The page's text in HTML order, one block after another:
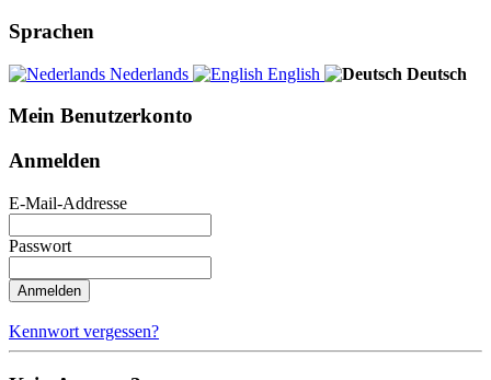
Sprachen
Nederlands English Deutsch
Mein Benutzerkonto
Anmelden
E-Mail-Addresse
Passwort
Anmelden
Kennwort vergessen?